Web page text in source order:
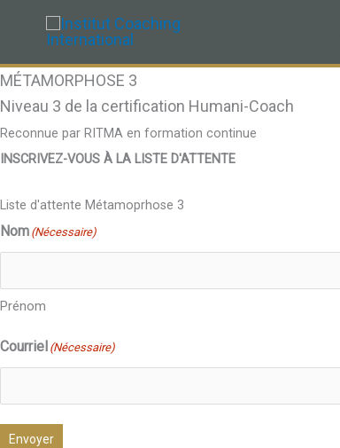
contenu
MÉTAMORPHOSE 3
Niveau 3 de la certification Humani-Coach
Reconnue par RITMA en formation continue
INSCRIVEZ-VOUS À LA LISTE D'ATTENTE
Liste d'attente Métamoprhose 3
Nom (Nécessaire)
Prénom
Courriel (Nécessaire)
Envoyer